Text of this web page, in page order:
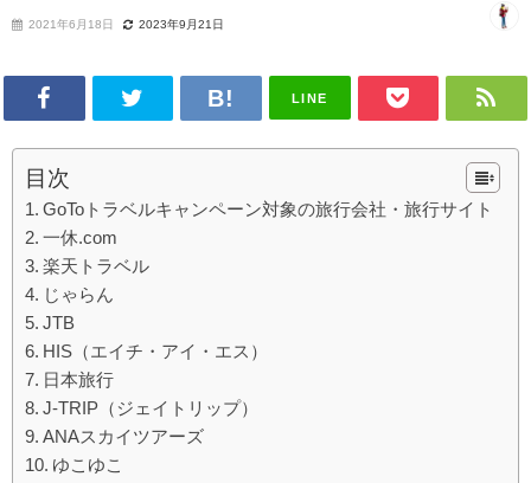
2021年6月18日 2023年9月21日
LINE
目次
GoToトラベルキャンペーン対象の旅行会社・旅行サイト
一休.com
楽天トラベル
じゃらん
JTB
HIS（エイチ・アイ・エス）
日本旅行
J-TRIP（ジェイトリップ）
ANAスカイツアーズ
ゆこゆこ